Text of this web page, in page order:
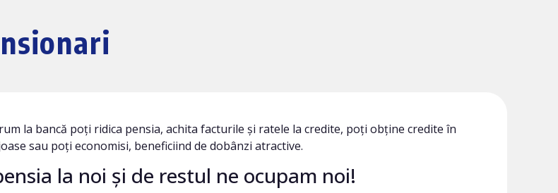
la bancă poți ridica pensia, achita facturile și ratele la credite, poți obține credite în
sau poți economisi, beneficiind de dobânzi atractive.
la noi și de restul ne ocupam noi!